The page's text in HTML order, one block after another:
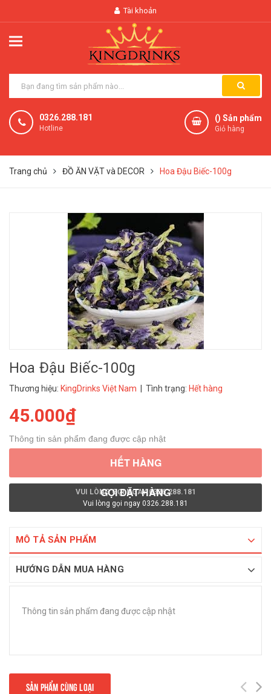
Tài khoản
0326.288.181
Hotline
() Sản phẩm
Giỏ hàng
Trang chủ ĐỒ ĂN VẶT và DECOR Hoa Đậu Biếc-100g
Hoa Đậu Biếc-100g
Thương hiệu: KingDrinks Việt Nam | Tình trạng: Hết hàng
45.000₫
Thông tin sản phẩm đang được cập nhật
HẾT HÀNG
VUI LÒNG GỌI NGAY 0326.288.181
GỌI ĐẶT HÀNG
Vui lòng gọi ngay 0326.288.181
MÔ TẢ SẢN PHẨM
HƯỚNG DẪN MUA HÀNG
Thông tin sản phẩm đang được cập nhật
SẢN PHẨM CÙNG LOẠI